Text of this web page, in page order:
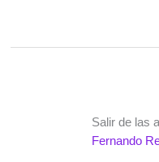
Salir de las
Fernando